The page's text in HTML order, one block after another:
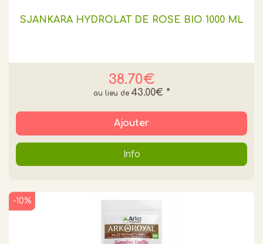
SJANKARA HYDROLAT DE ROSE BIO 1000 ML
38.70€
43.00€ *
Ajouter
Info
-10%